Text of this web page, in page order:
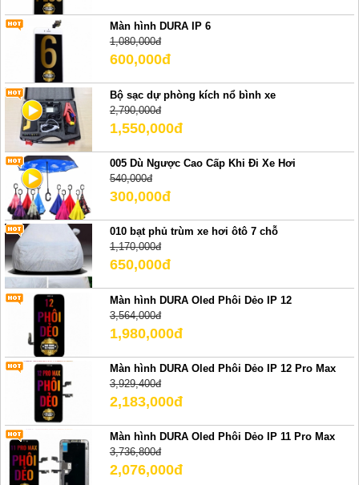
Màn hình DURA IP 6
1,080,000đ
600,000đ
Bộ sạc dự phòng kích nổ bình xe
2,790,000đ
1,550,000đ
005 Dù Ngược Cao Cấp Khi Đi Xe Hơi
540,000đ
300,000đ
010 bạt phủ trùm xe hơi ôtô 7 chỗ
1,170,000đ
650,000đ
Màn hình DURA Oled Phôi Dẻo IP 12
3,564,000đ
1,980,000đ
Màn hình DURA Oled Phôi Dẻo IP 12 Pro Max
3,929,400đ
2,183,000đ
Màn hình DURA Oled Phôi Dẻo IP 11 Pro Max
3,736,800đ
2,076,000đ